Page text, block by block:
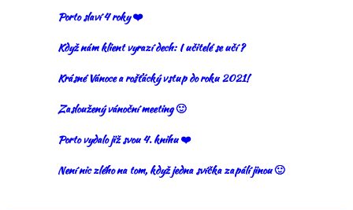
Porto slaví 4 roky ❤️
Když nám klient vyrazí dech: I učitelé se učí ?
Krásné Vánoce a rošťácký vstup do roku 2021!
Zasloužený vánoční meeting 🙂
Porto vydalo již svou 4. knihu ❤️
Není nic zlého na tom, když jedna svíčka zapálí jinou 🙂